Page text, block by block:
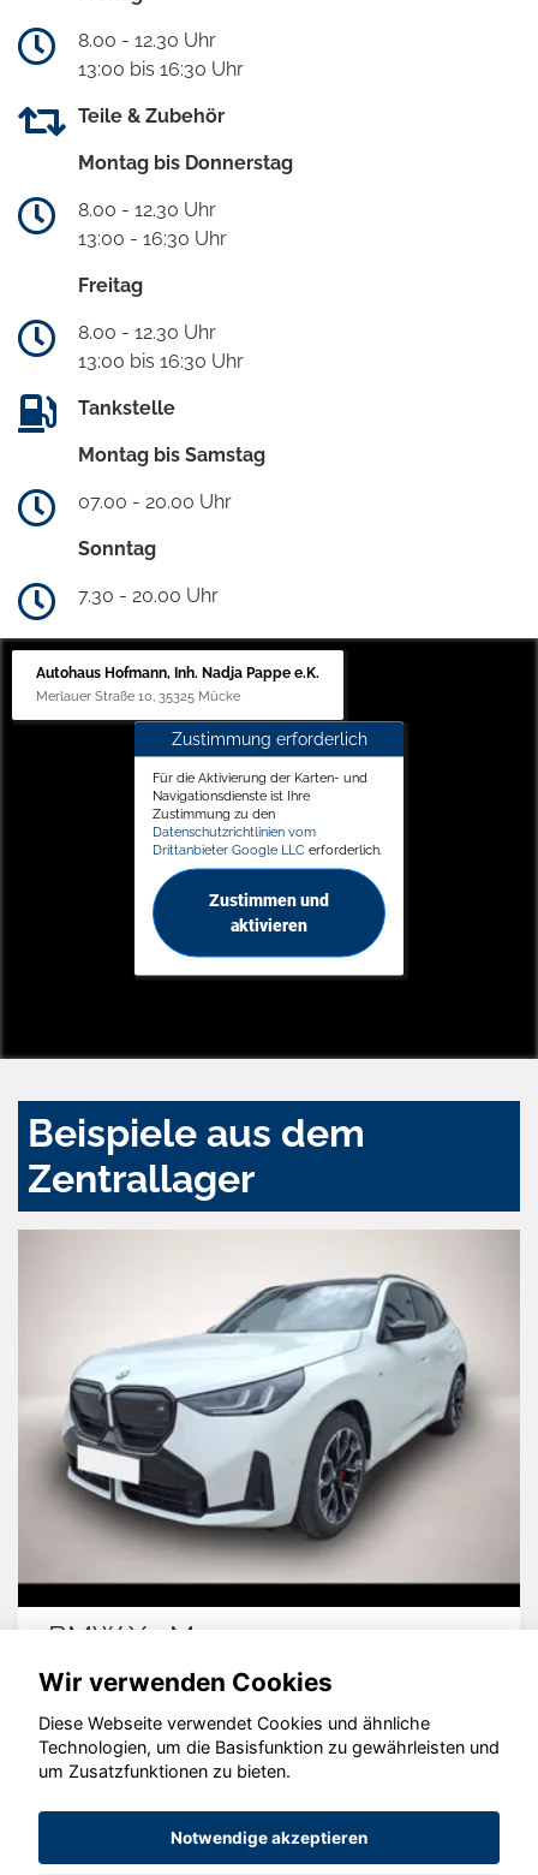
8.00 - 12.30 Uhr
13:00 bis 16:30 Uhr
Teile & Zubehör
Montag bis Donnerstag
8.00 - 12.30 Uhr
13:00 - 16:30 Uhr
Freitag
8.00 - 12.30 Uhr
13:00 bis 16:30 Uhr
Tankstelle
Montag bis Samstag
07.00 - 20.00 Uhr
Sonntag
7.30 - 20.00 Uhr
Autohaus Hofmann, Inh. Nadja Pappe e.K.
Merlauer Straße 10, 35325 Mücke
Zustimmung erforderlich
Für die Aktivierung der Karten- und
Navigationsdienste ist Ihre
Zustimmung zu den
Datenschutzrichtlinien vom
Drittanbieter Google LLC erforderlich.
Zustimmen und
aktivieren
Beispiele aus dem
Zentrallager
BMW X3 M50
© konjunkturmotor.de GmbH 2020 - 2026
Wir verwenden Cookies
Diese Webseite verwendet Cookies und ähnliche
Technologien, um die Basisfunktion zu gewährleisten und
um Zusatzfunktionen zu bieten.
Notwendige akzeptieren